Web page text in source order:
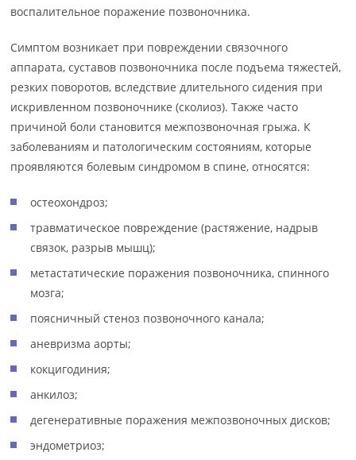
воспалительное поражение позвоночника.
Симптом возникает при повреждении связочного
аппарата, суставов позвоночника после подъема тяжестей,
резких поворотов, вследствие длительного сидения при
искривленном позвоночнике (сколиоз). Также часто
причиной боли становится межпозвоночная грыжа. К
заболеваниям и патологическим состояниям, которые
проявляются болевым синдромом в спине, относятся:
остеохондроз;
травматическое повреждение (растяжение, надрыв
связок, разрыв мышц);
метастатические поражения позвоночника, спинного
мозга;
поясничный стеноз позвоночного канала;
аневризма аорты;
кокцигодиния;
анкилоз;
дегенеративные поражения межпозвоночных дисков;
эндометриоз;